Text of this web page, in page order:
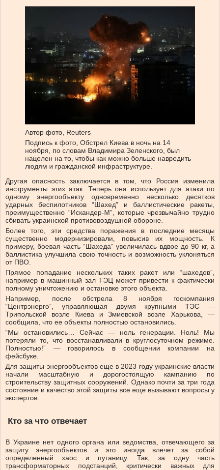
Автор фото, Reuters
Подпись к фото, Обстрел Киева в ночь на 14
ноября, по словам Владимира Зеленского, был
нацелен на то, чтобы как можно больше навредить
людям и гражданской инфраструктуре.
Другая опасность заключается в том, что Россия изменила
инструменты этих атак. Теперь она использует для атаки по
одному энергообъекту одновременно несколько десятков
ударных беспилотников “Шахед” и баллистические ракеты,
преимущественно “Искандер-М”, которые чрезвычайно трудно
сбивать украинской противовоздушной обороне.
Более того, эти средства поражения в последние месяцы
существенно модернизировали, повысив их мощность. К
примеру, боевая часть “Шахеда” увеличилась вдвое до 90 кг, а
баллистика улучшила свою точность и возможность уклоняться
от ПВО.
Прямое попадание нескольких таких ракет или “шахедов”,
например в машинный зал ТЭЦ может привести к фактически
полному уничтожению и остановке этого объекта.
Например, после обстрела 8 ноября госкомпания
“Центрэнерго”, управляющая двумя крупными ТЭС —
Трипольской возле Киева и Змиевской возле Харькова, —
сообщила, что ее объекты полностью остановились.
“Мы остановились… Сейчас — ноль генерации. Ноль! Мы
потеряли то, что восстанавливали в круглосуточном режиме.
Полностью!” — говорилось в сообщении компании на
фейсбуке.
Для защиты энергообъектов еще в 2023 году украинские власти
начали масштабную и дорогостоящую кампанию по
строительству защитных сооружений. Однако почти за три года
состояние и качество этой защиты все еще вызывают вопросы у
экспертов.
Кто за что отвечает
В Украине нет одного органа или ведомства, отвечающего за
защиту энергообъектов и это иногда влечет за собой
определенный хаос и путаницу. Так, за одну часть
трансформаторных подстанций, критически важных для